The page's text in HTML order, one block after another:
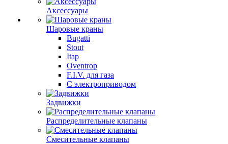
Аксессуары
Шаровые краны
Bugatti
Stout
Itap
Oventrop
F.I.V. для газа
С электроприводом
Задвижки
Распределительные клапаны
Cмесительные клапаны